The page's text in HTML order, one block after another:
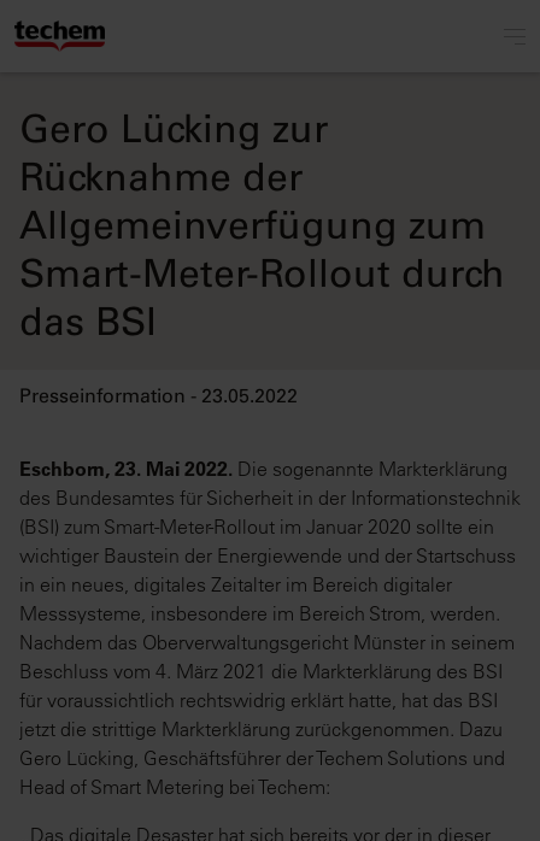
Gero Lücking zur
Rücknahme der
Allgemeinverfügung zum
Smart-Meter-Rollout durch
das BSI
Presseinformation - 23.05.2022
Eschborn, 23. Mai 2022. Die sogenannte Markterklärung
des Bundesamtes für Sicherheit in der Informationstechnik
(BSI) zum Smart-Meter-Rollout im Januar 2020 sollte ein
wichtiger Baustein der Energiewende und der Startschuss
in ein neues, digitales Zeitalter im Bereich digitaler
Messsysteme, insbesondere im Bereich Strom, werden.
Nachdem das Oberverwaltungsgericht Münster in seinem
Beschluss vom 4. März 2021 die Markterklärung des BSI
für voraussichtlich rechtswidrig erklärt hatte, hat das BSI
jetzt die strittige Markterklärung zurückgenommen. Dazu
Gero Lücking, Geschäftsführer der Techem Solutions und
Head of Smart Metering bei Techem:
„Das digitale Desaster hat sich bereits vor der in dieser